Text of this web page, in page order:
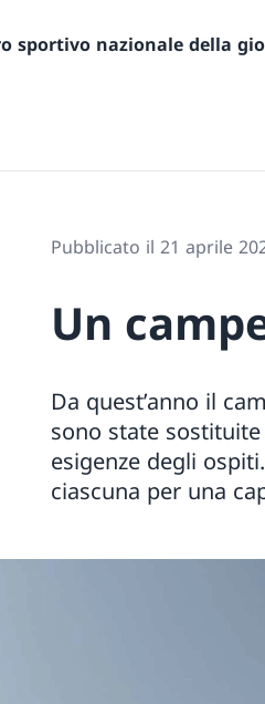
sportivo nazionale della
Pubblicato il 21 aprile
Un
Da quest’anno il
sono state
esigenze degli
ciascuna per una